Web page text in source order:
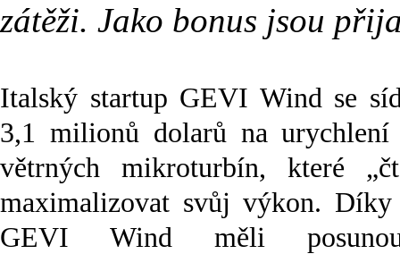
zátěži. Jako bonus jsou
Italský startup GEVI Wind se
3,1 milionů dolarů na
větrných mikroturbín, které
maximalizovat svůj výkon.
GEVI Wind měli